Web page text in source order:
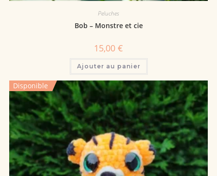
Peluches
Bob – Monstre et cie
15,00 €
Ajouter au panier
Disponible